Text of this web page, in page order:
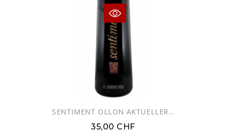
SENTIMENT OLLON AKTUELLER...
35,00 CHF